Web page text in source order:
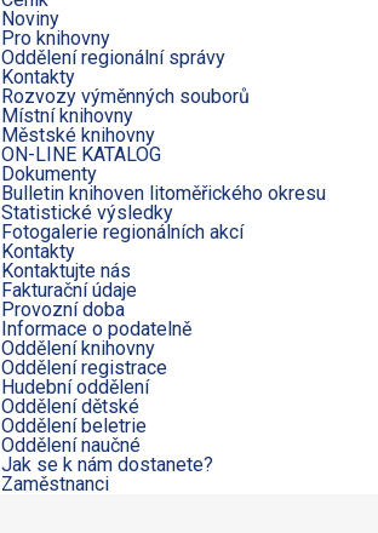
Noviny
Pro knihovny
Oddělení regionální správy
Kontakty
Rozvozy výměnných souborů
Místní knihovny
Městské knihovny
ON-LINE KATALOG
Dokumenty
Bulletin knihoven litoměřického okresu
Statistické výsledky
Fotogalerie regionálních akcí
Kontakty
Kontaktujte nás
Fakturační údaje
Provozní doba
Informace o podatelně
Oddělení knihovny
Oddělení registrace
Hudební oddělení
Oddělení dětské
Oddělení beletrie
Oddělení naučné
Jak se k nám dostanete?
Zaměstnanci